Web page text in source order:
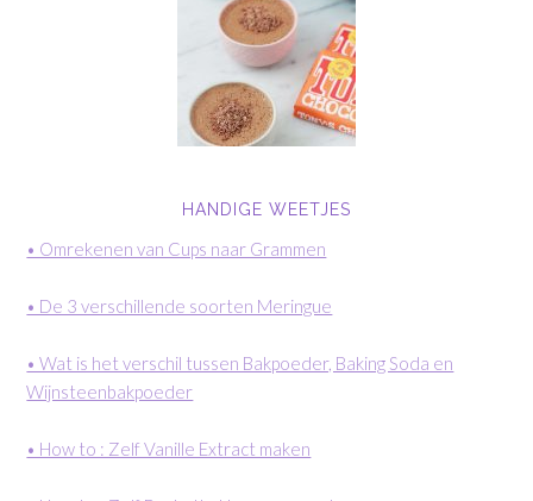
HANDIGE WEETJES
• Omrekenen van Cups naar Grammen
• De 3 verschillende soorten Meringue
• Wat is het verschil tussen Bakpoeder, Baking Soda en
Wijnsteenbakpoeder
• How to : Zelf Vanille Extract maken